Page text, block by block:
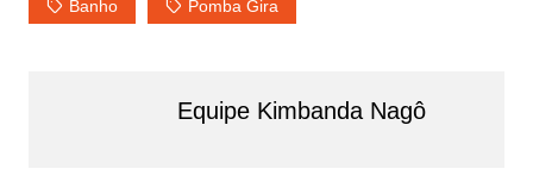
Banho Pomba Gira
Equipe Kimbanda Nagô